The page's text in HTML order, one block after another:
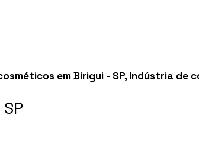
em Birigui - SP, Indústria de